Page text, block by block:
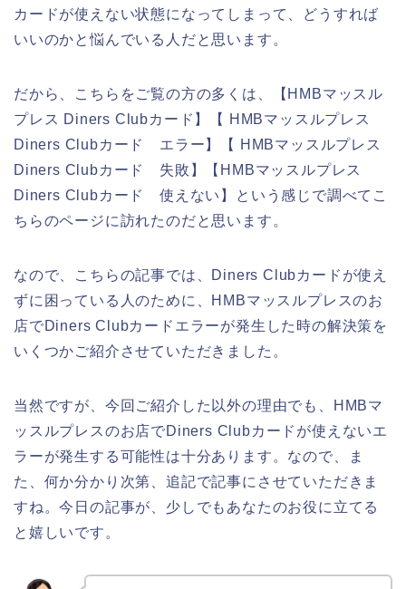
カードが使えない状態になってしまって、どうすれば
いいのかと悩んでいる人だと思います。
だから、こちらをご覧の方の多くは、【HMBマッスル
プレス Diners Clubカード】【 HMBマッスルプレス
Diners Clubカード エラー】【 HMBマッスルプレス
Diners Clubカード 失敗】【HMBマッスルプレス
Diners Clubカード 使えない】という感じで調べてこ
ちらのページに訪れたのだと思います。
なので、こちらの記事では、Diners Clubカードが使え
ずに困っている人のために、HMBマッスルプレスのお
店でDiners Clubカードエラーが発生した時の解決策を
いくつかご紹介させていただきました。
当然ですが、今回ご紹介した以外の理由でも、HMBマ
ッスルプレスのお店でDiners Clubカードが使えないエ
ラーが発生する可能性は十分あります。なので、ま
た、何か分かり次第、追記で記事にさせていただきま
すね。今日の記事が、少しでもあなたのお役に立てる
と嬉しいです。